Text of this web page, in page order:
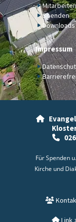
Spenden
Downloads
Impressum


Für Spenden
Kirche und

Link